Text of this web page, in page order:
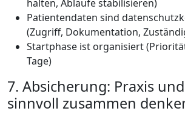
halten, Abläufe stabilisieren)
Patientendaten sind
(Zugriff, Dokumentation,
Startphase ist organisiert
Tage)
7. Absicherung: Praxis
sinnvoll zusammen